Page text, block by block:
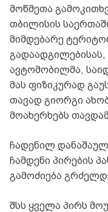
მოწმეთა
თბილისის
მიმდებარე
გადაადგილებისას,
ავტომობილმა,
მას ფიზიკურად
თავად გიორგი
მოახერხებს
ჩადენილ
ჩამდენი პირების
გამოძიება
შსს ყველა პირს